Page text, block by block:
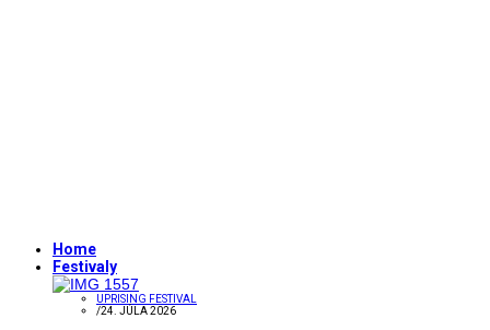
Home
Festivaly
UPRISING FESTIVAL
/24. JÚLA 2026